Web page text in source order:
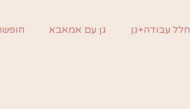
חלל עבודה+גן גן עם אמאבא